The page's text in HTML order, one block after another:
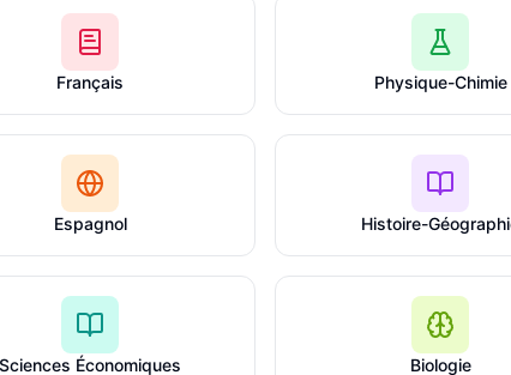
Français Physique-Chimie
Espagnol Histoire-
Sciences Économiques Biologie